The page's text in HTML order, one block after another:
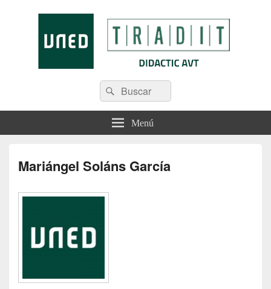
Menú
Mariángel Soláns García